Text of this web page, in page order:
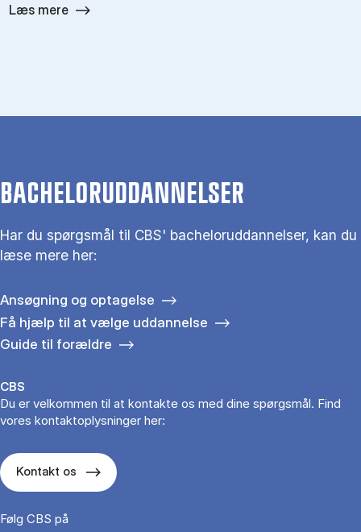
Læs mere
BACHELORUDDANNELSER
Har du spørgsmål til CBS' bacheloruddannelser, kan du
læse mere her:
Ansøgning og optagelse
Få hjælp til at vælge uddannelse
Guide til forældre
CBS
Du er velkommen til at kontakte os med dine spørgsmål. Find
vores kontaktoplysninger her:
Kontakt os
Følg CBS på